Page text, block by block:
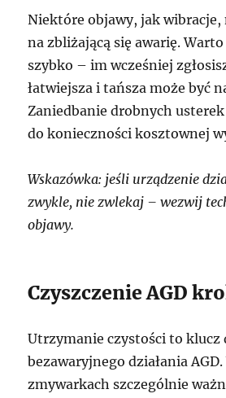
Niektóre objawy, jak wibracje,
na zbliżającą się awarię.
szybko – im wcześniej
łatwiejsza i tańsza może być
Zaniedbanie drobnych
do konieczności kosztownej
Wskazówka: jeśli urządzenie
zwykle, nie zwlekaj – wezwij
objawy.
Czyszczenie AGD
Utrzymanie czystości to klucz
bezawaryjnego działania
zmywarkach szczególnie